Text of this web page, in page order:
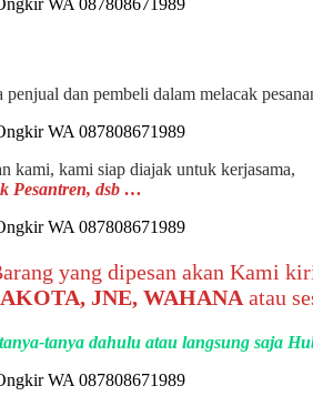
dan pembeli dalam melacak
kami, kami siap diajak untuk kerjasama,
Pesantren, dsb …
yang dipesan akan Kami
JNE, WAHANA atau
tanya dahulu atau langsung saja